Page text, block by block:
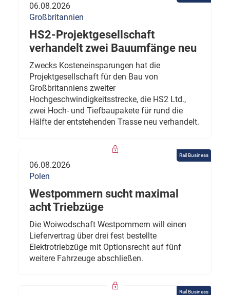
06.08.2026
Großbritannien
HS2-Projektgesellschaft
verhandelt zwei Bauumfänge neu
Zwecks Kosteneinsparungen hat die
Projektgesellschaft für den Bau von
Großbritanniens zweiter
Hochgeschwindigkeitsstrecke, die HS2 Ltd.,
zwei Hoch- und Tiefbaupakete für rund die
Hälfte der entstehenden Trasse neu verhandelt.
Rail Business
06.08.2026
Polen
Westpommern sucht maximal
acht Triebzüge
Die Woiwodschaft Westpommern will einen
Liefervertrag über drei fest bestellte
Elektrotriebzüge mit Optionsrecht auf fünf
weitere Fahrzeuge abschließen.
Rail Business